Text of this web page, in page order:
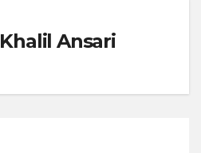
Khalil Ansari